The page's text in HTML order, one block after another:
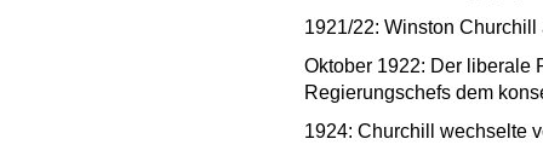
1921/22: Winston
Oktober 1922: Der liberale
Regierungschefs dem
1924: Churchill wechselte